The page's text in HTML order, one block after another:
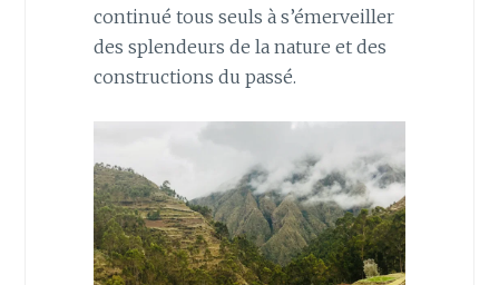
continué tous seuls à s’émerveiller
des splendeurs de la nature et des
constructions du passé.